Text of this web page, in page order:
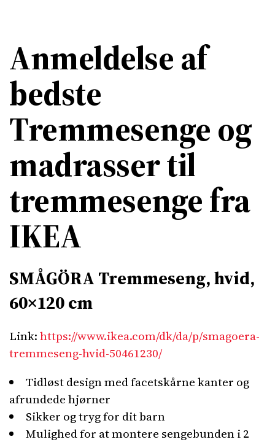
Anmeldelse af
bedste
Tremmesenge og
madrasser til
tremmesenge fra
IKEA
SMÅGÖRA Tremmeseng, hvid,
60×120 cm
Link:https://www.ikea.com/dk/da/p/smagoera-
tremmeseng-hvid-50461230/
Tidløst design med facetskårne kanter og
afrundede hjørner
Sikker og tryg for dit barn
Mulighed for at montere sengebunden i 2